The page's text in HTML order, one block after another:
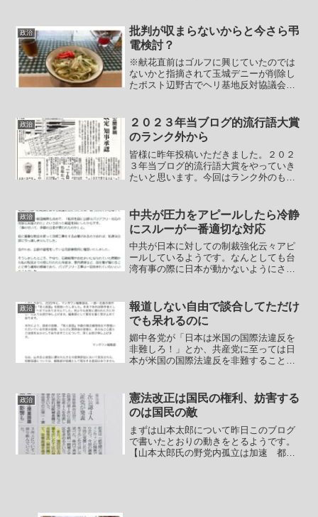
だ」という意見があったようです。政治
については素人レベルしか知...
政治
批判が収まらないからと今さら弔
電検討？
※献花直前はゴルフに興じていたのでは
ないかと指摘されて玉城デニーが削除し
たポスト辺野古でヘリ基地反対協議会が
てきたオールドメディア共が、お得意の
メディアスクラムで辺...
政治
２０２３年当ブログ的流行語大賞
のランク外から
皆様に昨年投稿いただきました。２０２
３年当ブログ的流行語大賞をやっていき
たいと思います。今回はランク外のもの
されてしまいます。いやまぁその脅しを
やりすぎたおかげで自爆し...
政治
中共が圧力をアピールしたら冷静
にスルーが一番適切な対応
中共が日本に対しての制裁強化云々アピ
ールしているようです。なんとしても台
湾有事の際に日本が動かないようにさせ
られない事が我慢出来ず引っこみが付か
ないのかもしれません。日...
政治
報道しない自由で談合してただけ
でも呆れるのに
媚中各党が「日本は米国の国際法違反を
非難しろ！」とか、共産党に至っては日
本が米国の国際法違反を非難することで
と米国の行動は国際法違反でしょうね。
それじゃロシアのウクライ...
政治
憲法改正は国民の権利、妨害する
のは国民の敵
まずは山本太郎について昨日このブログ
で書いたとおりの動きをとるようです。
【山本太郎氏の野党内孤立は加速 都知